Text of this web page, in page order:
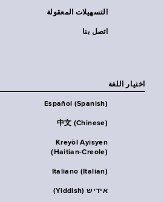
التسهيلات المعقولة
اتصل بنا
اختيار اللغة
Español (Spanish)
中文 (Chinese)
Kreyòl Ayisyen
(Haitian-Creole)
Italiano (Italian)
אידיש (Yiddish)